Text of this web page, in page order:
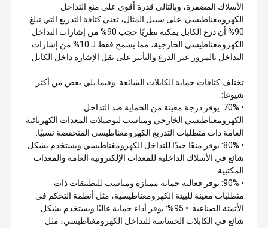
الأسلاك المضفرة، وبالتالي قدرة أقوى على منع التداخل
الكهرومغناطيسي. على سبيل المثال، تعني كثافة التدريع التي تبلغ
90% أن درع الكابل يمكنه نظريًا حجب 90% من إشارات التداخل
الكهرومغناطيسي الخارجية، مما يسمح فقط لـ 10% من إشارات
التداخل بالمرور عبر الدرع والتأثير على نقل الإشارة داخل الكابل.
تختلف كثافات حماية الكابلات الشائعة. وفيما يلي بعض من أكثر
شيوعا:
• 70%: يوفر درجة معينة من الحماية ضد التداخل
الكهرومغناطيسي الخارجي ومناسب لتوصيلات المعدات الكهربائية
العامة ذات متطلبات التدريع الكهرومغناطيسي المنخفضة نسبيًا.
• 80%: يوفر منعًا جيدًا للتداخل الكهرومغناطيسي ويستخدم بشكل
شائع في الأسلاك الداخلية للمعدات الإلكترونية العامة والمعدات
المكتبية.
• 90%: يوفر فعالية حماية ممتازة ومناسب للتطبيقات ذات
متطلبات معينة للبيئة الكهرومغناطيسية، مثل أنظمة التحكم في
الأتمتة الصناعية. • 95%: يوفر أداء حماية عاليًا ويستخدم بشكل
شائع في الكابلات الحساسة للتداخل الكهرومغناطيسي، مثل